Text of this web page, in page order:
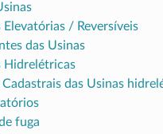
Elevatórias / Reversíveis
das Usinas
Hidrelétricas
Cadastrais das Usinas
fuga